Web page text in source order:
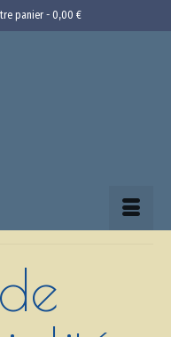
panier - 0,00 €